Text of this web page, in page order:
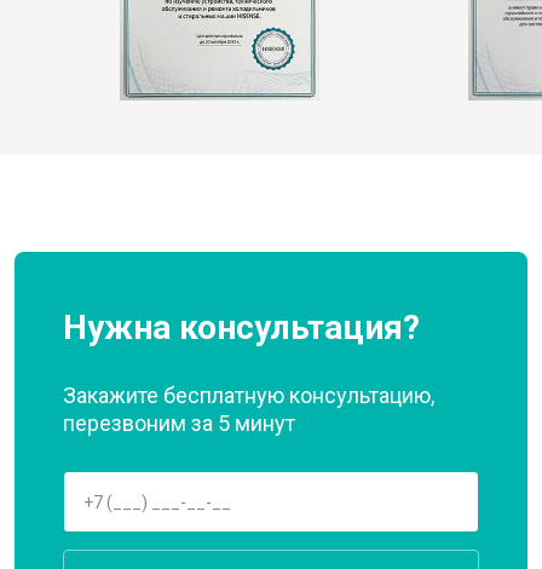
Нужна консультация?
Закажите бесплатную консультацию,
перезвоним за 5 минут